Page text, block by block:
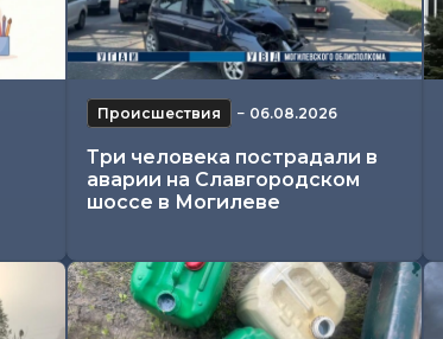
Происшествия − 06.08.2026
Три человека пострадали в
аварии на Славгородском
шоссе в Могилеве